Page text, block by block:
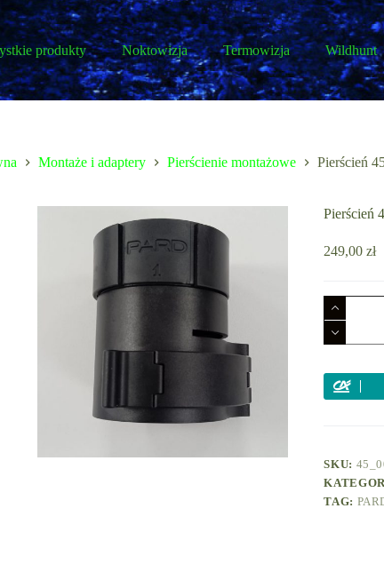
produkty Noktowizja Termowizja Wildhunt
Montaże i adaptery Pierścienie montażowe Pierścień
Pierścień
249,00zł
ilość
Pierścień
45mm
do
NV-
007SP
SKU:
TAG: